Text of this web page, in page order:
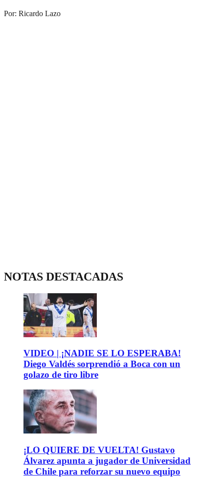
Por: Ricardo Lazo
NOTAS DESTACADAS
VIDEO | ¡NADIE SE LO ESPERABA!
Diego Valdés sorprendió a Boca con un
golazo de tiro libre
¡LO QUIERE DE VUELTA! Gustavo
Álvarez apunta a jugador de Universidad
de Chile para reforzar su nuevo equipo